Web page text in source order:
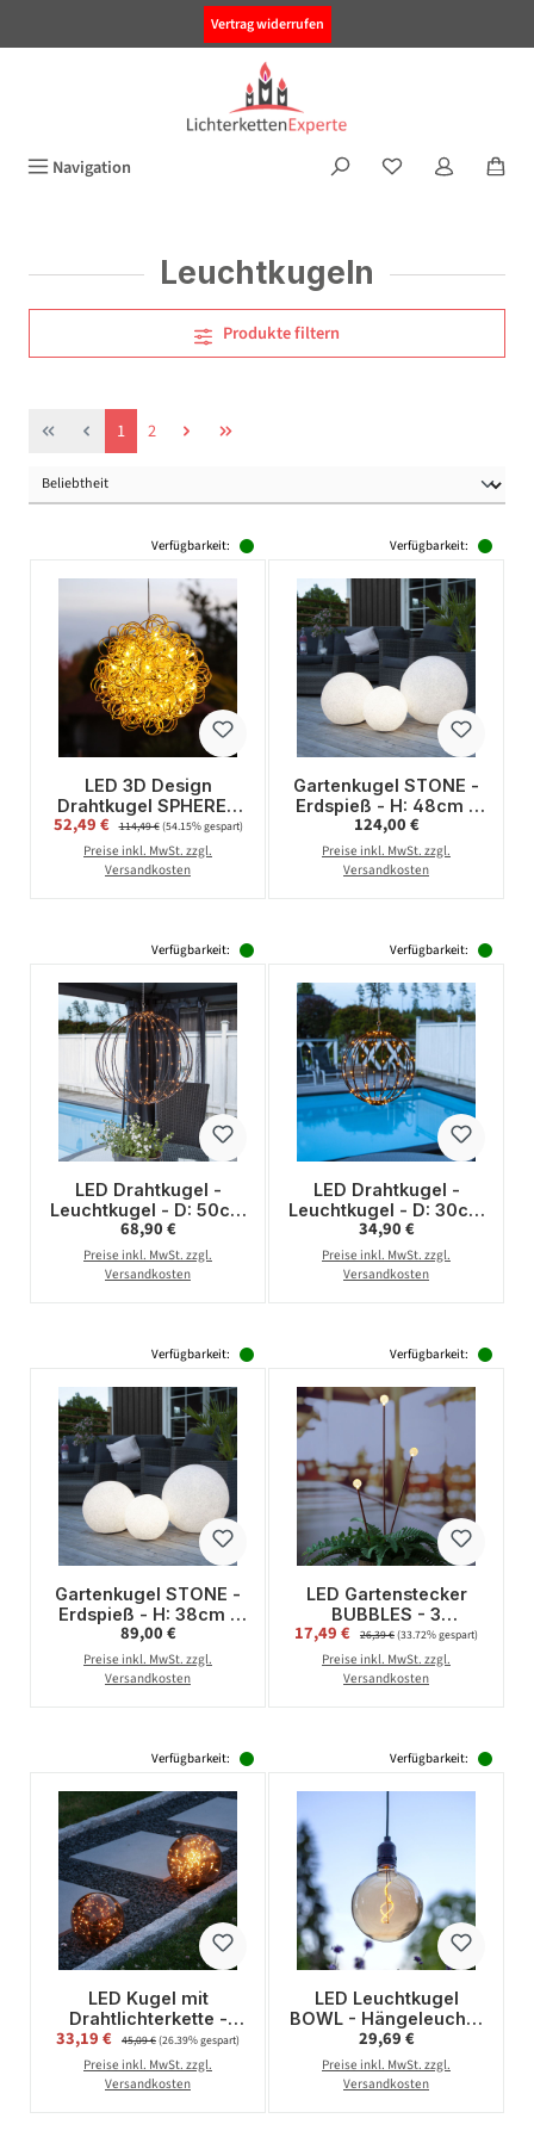
Vertrag widerrufen
Navigation
Leuchtkugeln
Produkte filtern
Seite
1 Seite
2
Verfügbarkeit:
LED 3D Design
Drahtkugel SPHERE -
50 warmweiße LED -
D: 30cm - für Innen
und Außen - gold
Verkaufspreis:
52,49 € Regulärer Preis:
114,49 €(54.15% gespart)
Preise inkl. MwSt. zzgl.
Versandkosten
Verfügbarkeit:
Gartenkugel STONE -
Erdspieß - H: 48cm -
D: 50cm - Fassung
E27 - Kabel - Außen -
grau
Regulärer Preis:
124,00 €
Preise inkl. MwSt. zzgl.
Versandkosten
Verfügbarkeit:
LED Drahtkugel -
Leuchtkugel - D: 50cm
- 198 warmweiße LED
- 8 Funktionen -
faltbar - schwarz
Regulärer Preis:
68,90 €
Preise inkl. MwSt. zzgl.
Versandkosten
Verfügbarkeit:
LED Drahtkugel -
Leuchtkugel - D: 30cm
- 96 warmweiße LED -
8 Funktionen - faltbar
- schwarz
Regulärer Preis:
34,90 €
Preise inkl. MwSt. zzgl.
Versandkosten
Verfügbarkeit:
Gartenkugel STONE -
Erdspieß - H: 38cm -
D: 40cm - Fassung
E27 - Kabel - Außen -
grau
Regulärer Preis:
89,00 €
Preise inkl. MwSt. zzgl.
Versandkosten
Verfügbarkeit:
LED Gartenstecker
BUBBLES - 3
Erdspieße mit
Luftblasen Optik -
warmweiße LED - L:
Verkaufspreis:
17,49 € Regulärer Preis:
26,39 €(33.72% gespart)
Preise inkl. MwSt. zzgl.
Versandkosten
Verfügbarkeit:
LED Kugel mit
Drahtlichterkette -
stehend - 80
bernsteinfarbene LED
- D: 20cm - f. Außen -
Verkaufspreis:
33,19 € Regulärer Preis:
45,09 €(26.39% gespart)
Preise inkl. MwSt. zzgl.
Versandkosten
Verfügbarkeit:
LED Leuchtkugel
BOWL - Hängeleuchte
- Filament LED - D:
12,5cm - Batterie -
Timer - amber -
Regulärer Preis:
29,69 €
Preise inkl. MwSt. zzgl.
Versandkosten